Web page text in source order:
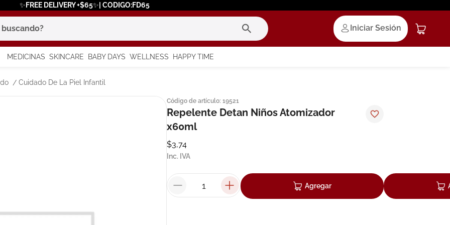
✨FREE DELIVERY +$65✨| CODIGO:FD65
Iniciar Sesión
MEDICINAS SKINCARE BABY DAYS WELLNESS HAPPY TIME
Cuidado De La Piel Infantil
Código de artículo: 19521
Repelente Detan Niños Atomizador
x60ml
$3,74
Inc. IVA
Agregar
más buscados